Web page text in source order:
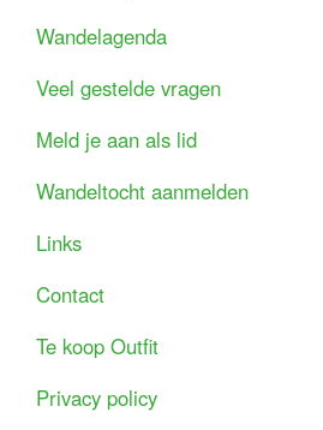
Wandelagenda
Veel gestelde vragen
Meld je aan als lid
Wandeltocht aanmelden
Links
Contact
Te koop Outfit
Privacy policy